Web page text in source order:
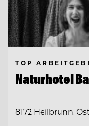
TOP
Naturhotel
8172 Heilbrunn,